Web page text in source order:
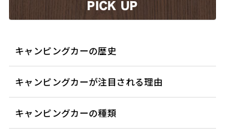
PICK UP
キャンピングカーの歴史
キャンピングカーが注目される理由
キャンピングカーの種類